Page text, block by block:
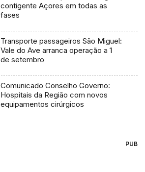
contigente Açores em todas as
fases
Transporte passageiros São Miguel:
Vale do Ave arranca operação a 1
de setembro
Comunicado Conselho Governo:
Hospitais da Região com novos
equipamentos cirúrgicos
PUB